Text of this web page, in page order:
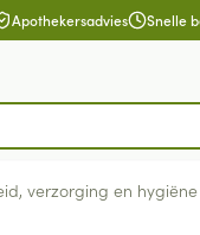
Apothekersadvies Snelle
verzorging en hygiëne